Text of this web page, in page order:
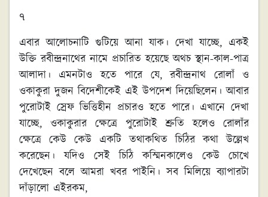
৭
এবার আলোচনাটি গুটিয়ে আনা যাক। দেখা যাচ্ছে, একই
উক্তি রবীন্দ্রনাথের নামে প্রচারিত হয়েছে অথচ স্থান-কাল-পাত্র
আলাদা। এমনটাও হতে পারে যে, রবীন্দ্রনাথ রোলাঁ ও
ওকাকুরা দুজন বিদেশীকেই এই উপদেশ দিয়েছিলেন। আবার
পুরোটাই স্রেফ ভিত্তিহীন প্রচারও হতে পারে। এখানে দেখা
যাচ্ছে, ওকাকুরার ক্ষেত্রে পুরোটাই শ্রুতি হলেও রোলাঁর
ক্ষেত্রে কেউ কেউ একটি তথাকথিত চিঠির কথা উল্লেখ
করেছেন। যদিও সেই চিঠি কস্মিনকালেও কেউ চোখে
দেখেছেন বলে আমরা খবর পাইনি। সব মিলিয়ে ব্যাপারটা
দাঁড়ালো এইরকম,